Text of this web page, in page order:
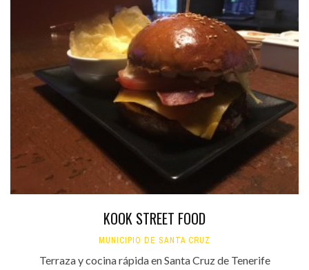
KOOK STREET FOOD
MUNICIPIO DE SANTA CRUZ
Terraza y cocina rápida en Santa Cruz de Tenerife